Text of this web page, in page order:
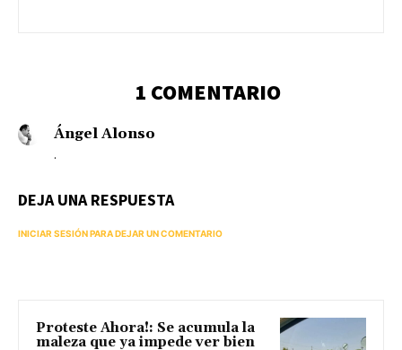
1 COMENTARIO
Ángel Alonso
.
DEJA UNA RESPUESTA
INICIAR SESIÓN PARA DEJAR UN COMENTARIO
Proteste Ahora!: Se acumula la
maleza que ya impede ver bien